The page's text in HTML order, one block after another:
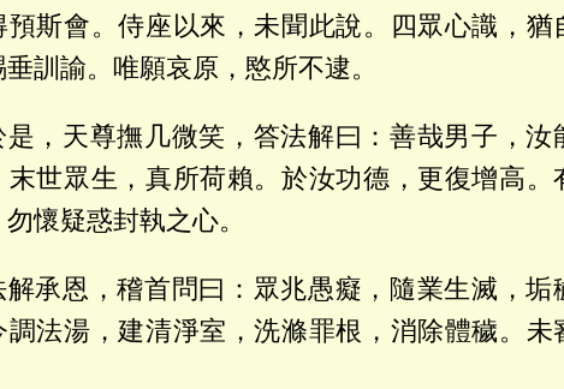
預斯會。侍座以來，未聞此說。四眾心識，猶
訓諭。唯願哀原，愍所不逮。
是，天尊撫几微笑，答法解曰：善哉男子，汝
末世眾生，真所荷賴。於汝功德，更復增高。
懷疑惑封執之心。
解承恩，稽首問曰：眾兆愚癡，隨業生滅，垢
調法湯，建清淨室，洗滌罪根，消除體穢。未